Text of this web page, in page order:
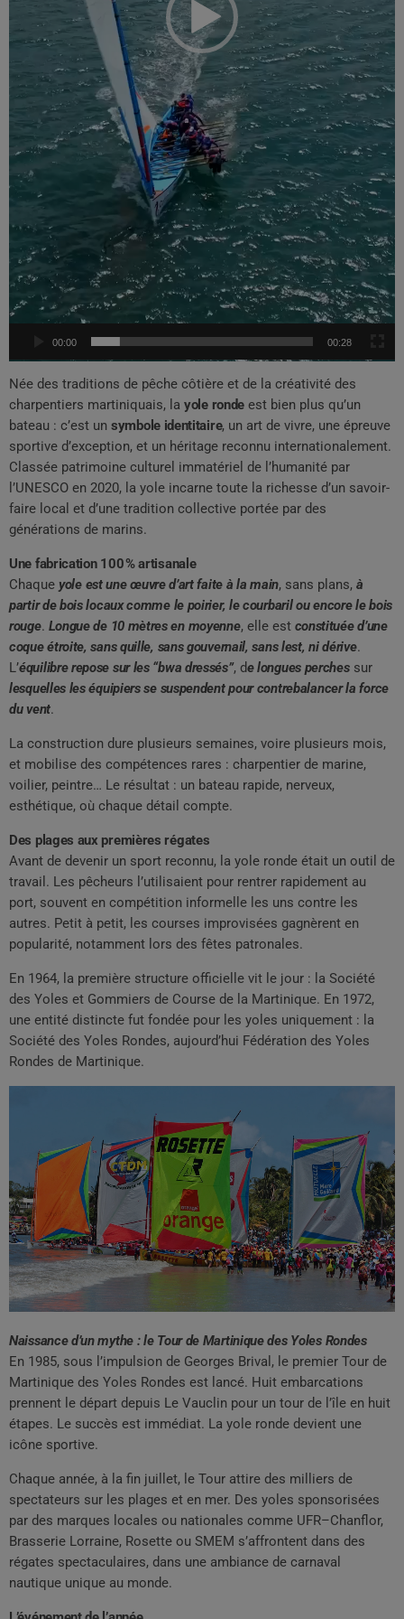
00:00 00:28
Née des traditions de pêche côtière et de la créativité des
charpentiers martiniquais, la yole ronde est bien plus qu’un
bateau : c’est un symbole identitaire, un art de vivre, une épreuve
sportive d’exception, et un héritage reconnu internationalement.
Classée patrimoine culturel immatériel de l’humanité par
l’UNESCO en 2020, la yole incarne toute la richesse d’un savoir-
faire local et d’une tradition collective portée par des
générations de marins.
Une fabrication 100 % artisanale
Chaque yole est une œuvre d’art faite à la main, sans plans, à
partir de bois locaux comme le poirier, le courbaril ou encore le bois
rouge. Longue de 10 mètres en moyenne, elle est constituée d’une
coque étroite, sans quille, sans gouvernail, sans lest, ni dérive.
L’équilibre repose sur les “bwa dressés”, de longues perchessur
lesquelles les équipiers se suspendent pour contrebalancer la force
du vent.
La construction dure plusieurs semaines, voire plusieurs mois,
et mobilise des compétences rares : charpentier de marine,
voilier, peintre… Le résultat : un bateau rapide, nerveux,
esthétique, où chaque détail compte.
Des plages aux premières régates
Avant de devenir un sport reconnu, la yole ronde était un outil de
travail. Les pêcheurs l’utilisaient pour rentrer rapidement au
port, souvent en compétition informelle les uns contre les
autres. Petit à petit, les courses improvisées gagnèrent en
popularité, notamment lors des fêtes patronales.
En 1964, la première structure officielle vit le jour : la Société
des Yoles et Gommiers de Course de la Martinique. En 1972,
une entité distincte fut fondée pour les yoles uniquement : la
Société des Yoles Rondes, aujourd’hui Fédération des Yoles
Rondes de Martinique.
Naissance d’un mythe : le Tour de Martinique des Yoles Rondes
En 1985, sous l’impulsion de Georges Brival, le premier Tour de
Martinique des Yoles Rondes est lancé. Huit embarcations
prennent le départ depuis Le Vauclin pour un tour de l’île en huit
étapes. Le succès est immédiat. La yole ronde devient une
icône sportive.
Chaque année, à la fin juillet, le Tour attire des milliers de
spectateurs sur les plages et en mer. Des yoles sponsorisées
par des marques locales ou nationales comme UFR–Chanflor,
Brasserie Lorraine, Rosette ou SMEM s’affrontent dans des
régates spectaculaires, dans une ambiance de carnaval
nautique unique au monde.